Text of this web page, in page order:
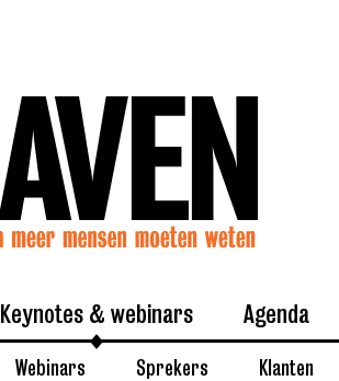
Keynotes & webinars
Webinars Sprekers Klanten
Agenda